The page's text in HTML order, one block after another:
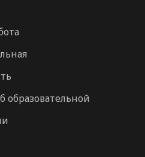
образовательной